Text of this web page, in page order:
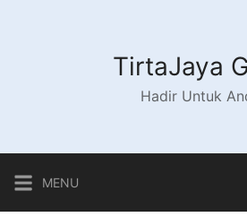
TirtaJaya
Hadir Untuk
MENU